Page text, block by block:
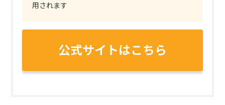
用されます
公式サイトはこちら